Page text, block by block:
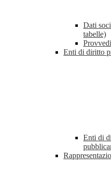
Dati
tabelle)
Enti di diritto
Enti di